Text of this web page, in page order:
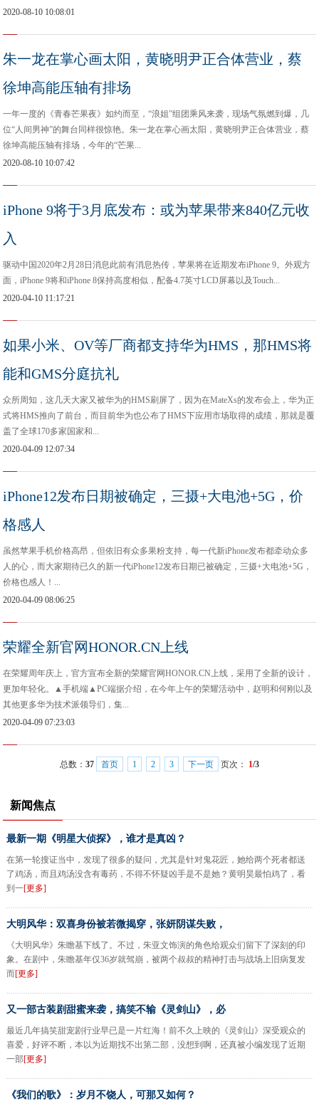
2020-08-10 10:08:01
朱一龙在掌心画太阳，黄晓明尹正合体营业，蔡
徐坤高能压轴有排场
一年一度的《青春芒果夜》如约而至，“浪姐”组团乘风来袭，现场气氛燃到爆，几
位“人间男神”的舞台同样很惊艳。朱一龙在掌心画太阳，黄晓明尹正合体营业，蔡
徐坤高能压轴有排场，今年的“芒果...
2020-08-10 10:07:42
iPhone 9将于3月底发布：或为苹果带来840亿元收
入
驱动中国2020年2月28日消息此前有消息热传，苹果将在近期发布iPhone 9。外观方
面，iPhone 9将和iPhone 8保持高度相似，配备4.7英寸LCD屏幕以及Touch...
2020-04-10 11:17:21
如果小米、OV等厂商都支持华为HMS，那HMS将
能和GMS分庭抗礼
众所周知，这几天大家又被华为的HMS刷屏了，因为在MateXs的发布会上，华为正
式将HMS推向了前台，而目前华为也公布了HMS下应用市场取得的成绩，那就是覆
盖了全球170多家国家和...
2020-04-09 12:07:34
iPhone12发布日期被确定，三摄+大电池+5G，价
格感人
虽然苹果手机价格高昂，但依旧有众多果粉支持，每一代新iPhone发布都牵动众多
人的心，而大家期待已久的新一代iPhone12发布日期已被确定，三摄+大电池+5G，
价格也感人！...
2020-04-09 08:06:25
荣耀全新官网HONOR.CN上线
在荣耀周年庆上，官方宣布全新的荣耀官网HONOR.CN上线，采用了全新的设计，
更加年轻化。▲手机端▲PC端据介绍，在今年上午的荣耀活动中，赵明和何刚以及
其他更多华为技术派领导们，集...
2020-04-09 07:23:03
总数： 37 首页 1 2 3 下一页 页次： 1/3
新闻焦点
最新一期《明星大侦探》，谁才是真凶？
在第一轮搜证当中，发现了很多的疑问，尤其是针对鬼花匠，她给两个死者都送
了鸡汤，而且鸡汤没含有毒药，不得不怀疑凶手是不是她？黄明昊最怕鸡了，看
到一[更多]
大明风华：双喜身份被若微揭穿，张妍阴谋失败，
《大明风华》朱瞻基下线了。不过，朱亚文饰演的角色给观众们留下了深刻的印
象。在剧中，朱瞻基年仅36岁就驾崩，被两个叔叔的精神打击与战场上旧病复发
而[更多]
又一部古装剧甜蜜来袭，搞笑不输《灵剑山》，必
最近几年搞笑甜宠剧行业早已是一片红海！前不久上映的《灵剑山》深受观众的
喜爱，好评不断，本以为近期找不出第二部，没想到啊，还真被小编发现了近期
一部[更多]
《我们的歌》：岁月不饶人，可那又如何？